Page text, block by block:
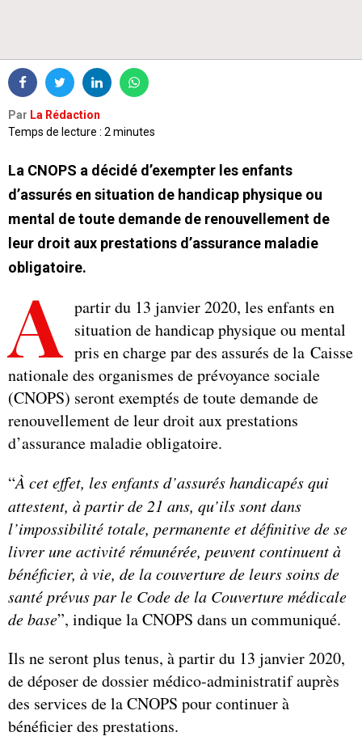
Par La Rédaction
Temps de lecture : 2 minutes
La CNOPS a décidé d’exempter les enfants
d’assurés en situation de handicap physique ou
mental de toute demande de renouvellement de
leur droit aux prestations d’assurance maladie
obligatoire.
A partir du 13 janvier 2020, les enfants en
situation de handicap physique ou mental
pris en charge par des assurés de la Caisse
nationale des organismes de prévoyance sociale
(CNOPS) seront exemptés de toute demande de
renouvellement de leur droit aux prestations
d’assurance maladie obligatoire.
“À cet effet, les enfants d’assurés handicapés qui
attestent, à partir de 21 ans, qu’ils sont dans
l’impossibilité totale, permanente et définitive de se
livrer une activité rémunérée, peuvent continuent à
bénéficier, à vie, de la couverture de leurs soins de
santé prévus par le Code de la Couverture médicale
de base”, indique la CNOPS dans un communiqué.
Ils ne seront plus tenus, à partir du 13 janvier 2020,
de déposer de dossier médico-administratif auprès
des services de la CNOPS pour continuer à
bénéficier des prestations.